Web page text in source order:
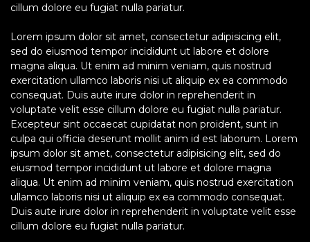
cillum dolore eu fugiat nulla pariatur.
Lorem ipsum dolor sit amet, consectetur adipisicing elit,
sed do eiusmod tempor incididunt ut labore et dolore
magna aliqua. Ut enim ad minim veniam, quis nostrud
exercitation ullamco laboris nisi ut aliquip ex ea commodo
consequat. Duis aute irure dolor in reprehenderit in
voluptate velit esse cillum dolore eu fugiat nulla pariatur.
Excepteur sint occaecat cupidatat non proident, sunt in
culpa qui officia deserunt mollit anim id est laborum. Lorem
ipsum dolor sit amet, consectetur adipisicing elit, sed do
eiusmod tempor incididunt ut labore et dolore magna
aliqua. Ut enim ad minim veniam, quis nostrud exercitation
ullamco laboris nisi ut aliquip ex ea commodo consequat.
Duis aute irure dolor in reprehenderit in voluptate velit esse
cillum dolore eu fugiat nulla pariatur.